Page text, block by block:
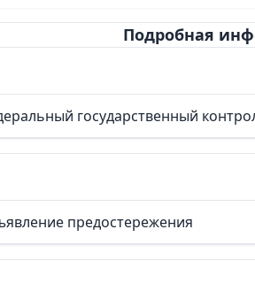
Подробная
государственный
предостережения